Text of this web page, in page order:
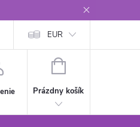
Ochrana osobných údajov
EUR
NÁKUPNÝ
Prázdny košík